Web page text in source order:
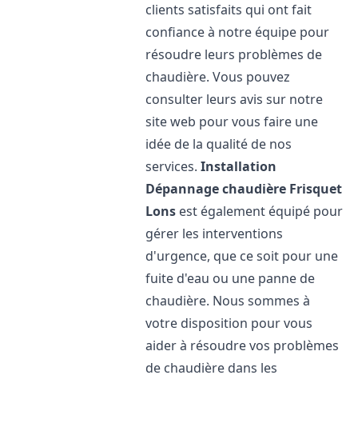
clients satisfaits qui ont fait
confiance à notre équipe pour
résoudre leurs problèmes de
chaudière. Vous pouvez
consulter leurs avis sur notre
site web pour vous faire une
idée de la qualité de nos
services.Installation
Dépannage chaudière Frisquet
Lons est également équipé pour
gérer les interventions
d'urgence, que ce soit pour une
fuite d'eau ou une panne de
chaudière. Nous sommes à
votre disposition pour vous
aider à résoudre vos problèmes
de chaudière dans les